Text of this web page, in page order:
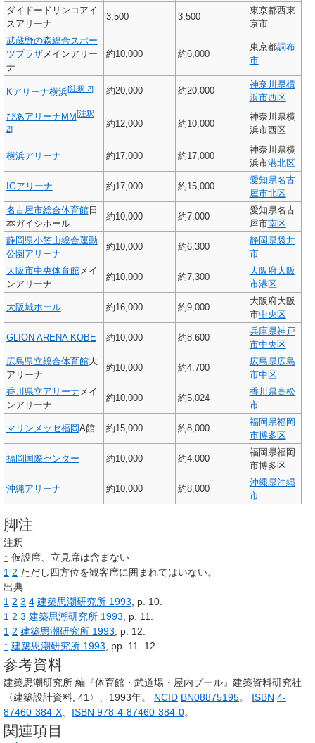
ダイドードリンコアイ
スアリーナ
3,500 3,500
東京都西東
京市
武蔵野の森総合スポー
ツプラザメインアリー
ナ
約10,000 約6,000
東京都調布
市
Kアリーナ横浜[注釈 2] 約20,000 約20,000
神奈川県横
浜市西区
ぴあアリーナMM[注釈
2]
約12,000 約10,000
神奈川県横
浜市西区
横浜アリーナ 約17,000 約17,000
神奈川県横
浜市港北区
IGアリーナ 約17,000 約15,000
愛知県名古
屋市北区
名古屋市総合体育館日
本ガイシホール
約10,000 約7,000
愛知県名古
屋市南区
静岡県小笠山総合運動
公園アリーナ
約10,000 約6,300
静岡県袋井
市
大阪市中央体育館メイ
ンアリーナ
約10,000 約7,300
大阪府大阪
市港区
大阪城ホール 約16,000 約9,000
大阪府大阪
市中央区
GLION ARENA KOBE 約10,000 約8,600
兵庫県神戸
市中央区
広島県立総合体育館大
アリーナ
約10,000 約4,700
広島県広島
市中区
香川県立アリーナ メイ
ンアリーナ
約10,000 約5,024
香川県高松
市
マリンメッセ福岡A館 約15,000 約8,000
福岡県福岡
市博多区
福岡国際センター 約10,000 約4,000
福岡県福岡
市博多区
沖縄アリーナ 約10,000 約8,000
沖縄県沖縄
市
脚注
注釈
↑ 仮設席、立見席は含まない
1 2 ただし四方位を観客席に囲まれてはいない。
出典
1 2 3 4 建築思潮研究所 1993, p. 10.
1 2 3 建築思潮研究所 1993, p. 11.
1 2 建築思潮研究所 1993, p. 12.
↑ 建築思潮研究所 1993, pp. 11–12.
参考資料
建築思潮研究所 編『体育館・武道場・屋内プール』建築資料研究社
〈建築設計資料, 41〉、1993年。
NCID BN08875195。 ISBN 4-
87460-384-X、 ISBN 978-4-87460-384-0。
関連項目